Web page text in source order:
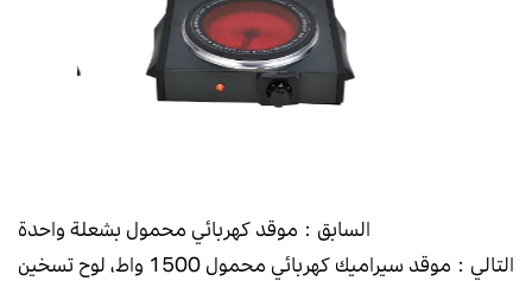
السابق：موقد كهربائي محمول بشعلة واحدة
التالي：موقد سيراميك كهربائي محمول 1500 واط، لوح تسخين